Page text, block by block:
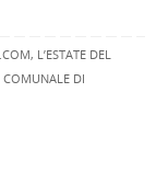
, L’ESTATE DEL
COMUNALE DI